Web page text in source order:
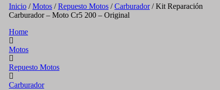
Inicio /Motos /Repuesto Motos /Carburador/ Kit Reparación
Carburador – Moto Cr5 200 – Original
Home
Motos
Repuesto Motos
Carburador